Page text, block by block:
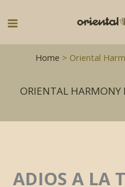
Main
MenuHome > Oriental
ORIENTAL HARMONY
ADIOS A LA